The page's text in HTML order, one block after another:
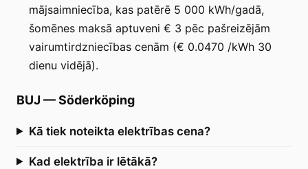
mājsaimniecība, kas patērē 5 000 kWh/gadā,
šomēnes maksā aptuveni € 3 pēc pašreizējām
vairumtirdzniecības cenām (€ 0.0470 /kWh 30
dienu vidējā).
BUJ —Söderköping
Kā tiek noteikta elektrības cena?
Kad elektrība ir lētākā?